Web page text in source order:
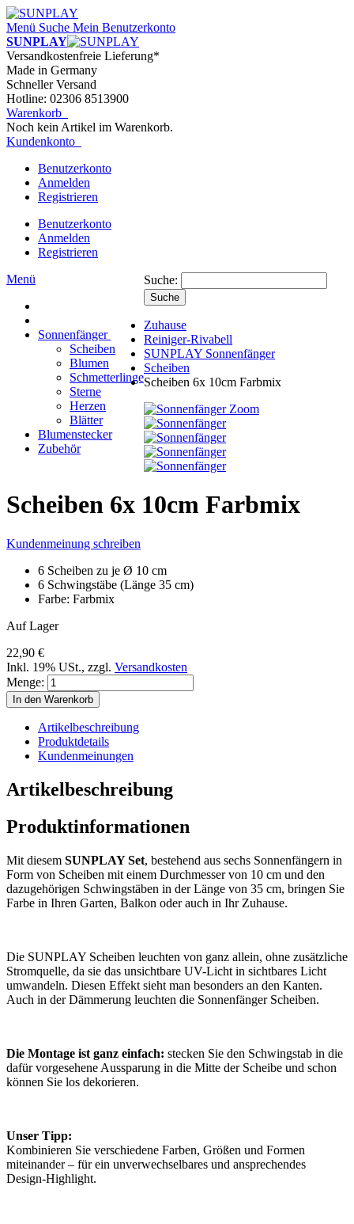
Menü Suche Mein Benutzerkonto
SUNPLAY
Versandkostenfreie Lieferung*
Made in Germany
Schneller Versand
Hotline: 02306 8513900
Warenkorb
Noch kein Artikel im Warenkorb.
Kundenkonto
Benutzerkonto
Anmelden
Registrieren
Benutzerkonto
Anmelden
Registrieren
Menü
Sonnenfänger
Scheiben
Blumen
Schmetterlinge
Sterne
Herzen
Blätter
Blumenstecker
Zubehör
Suche:
Suche
Zuhause
Reiniger-Rivabell
SUNPLAY Sonnenfänger
Scheiben
Scheiben 6x 10cm Farbmix
Zoom
Scheiben 6x 10cm Farbmix
Kundenmeinung schreiben
6 Scheiben zu je Ø 10 cm
6 Schwingstäbe (Länge 35 cm)
Farbe: Farbmix
Auf Lager
22,90 €
Inkl. 19% USt., zzgl. Versandkosten
Menge:
In den Warenkorb
Artikelbeschreibung
Produktdetails
Kundenmeinungen
Artikelbeschreibung
Produktinformationen
Mit diesem SUNPLAY Set, bestehend aus sechs Sonnenfängern in
Form von Scheiben mit einem Durchmesser von 10 cm und den
dazugehörigen Schwingstäben in der Länge von 35 cm, bringen Sie
Farbe in Ihren Garten, Balkon oder auch in Ihr Zuhause.
Die SUNPLAY Scheiben leuchten von ganz allein, ohne zusätzliche
Stromquelle, da sie das unsichtbare UV-Licht in sichtbares Licht
umwandeln. Diesen Effekt sieht man besonders an den Kanten.
Auch in der Dämmerung leuchten die Sonnenfänger Scheiben.
Die Montage ist ganz einfach: stecken Sie den Schwingstab in die
dafür vorgesehene Aussparung in die Mitte der Scheibe und schon
können Sie los dekorieren.
Unser Tipp:
Kombinieren Sie verschiedene Farben, Größen und Formen
miteinander – für ein unverwechselbares und ansprechendes
Design-Highlight.